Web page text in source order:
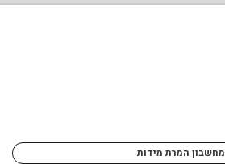
מחשבון המרת מידות